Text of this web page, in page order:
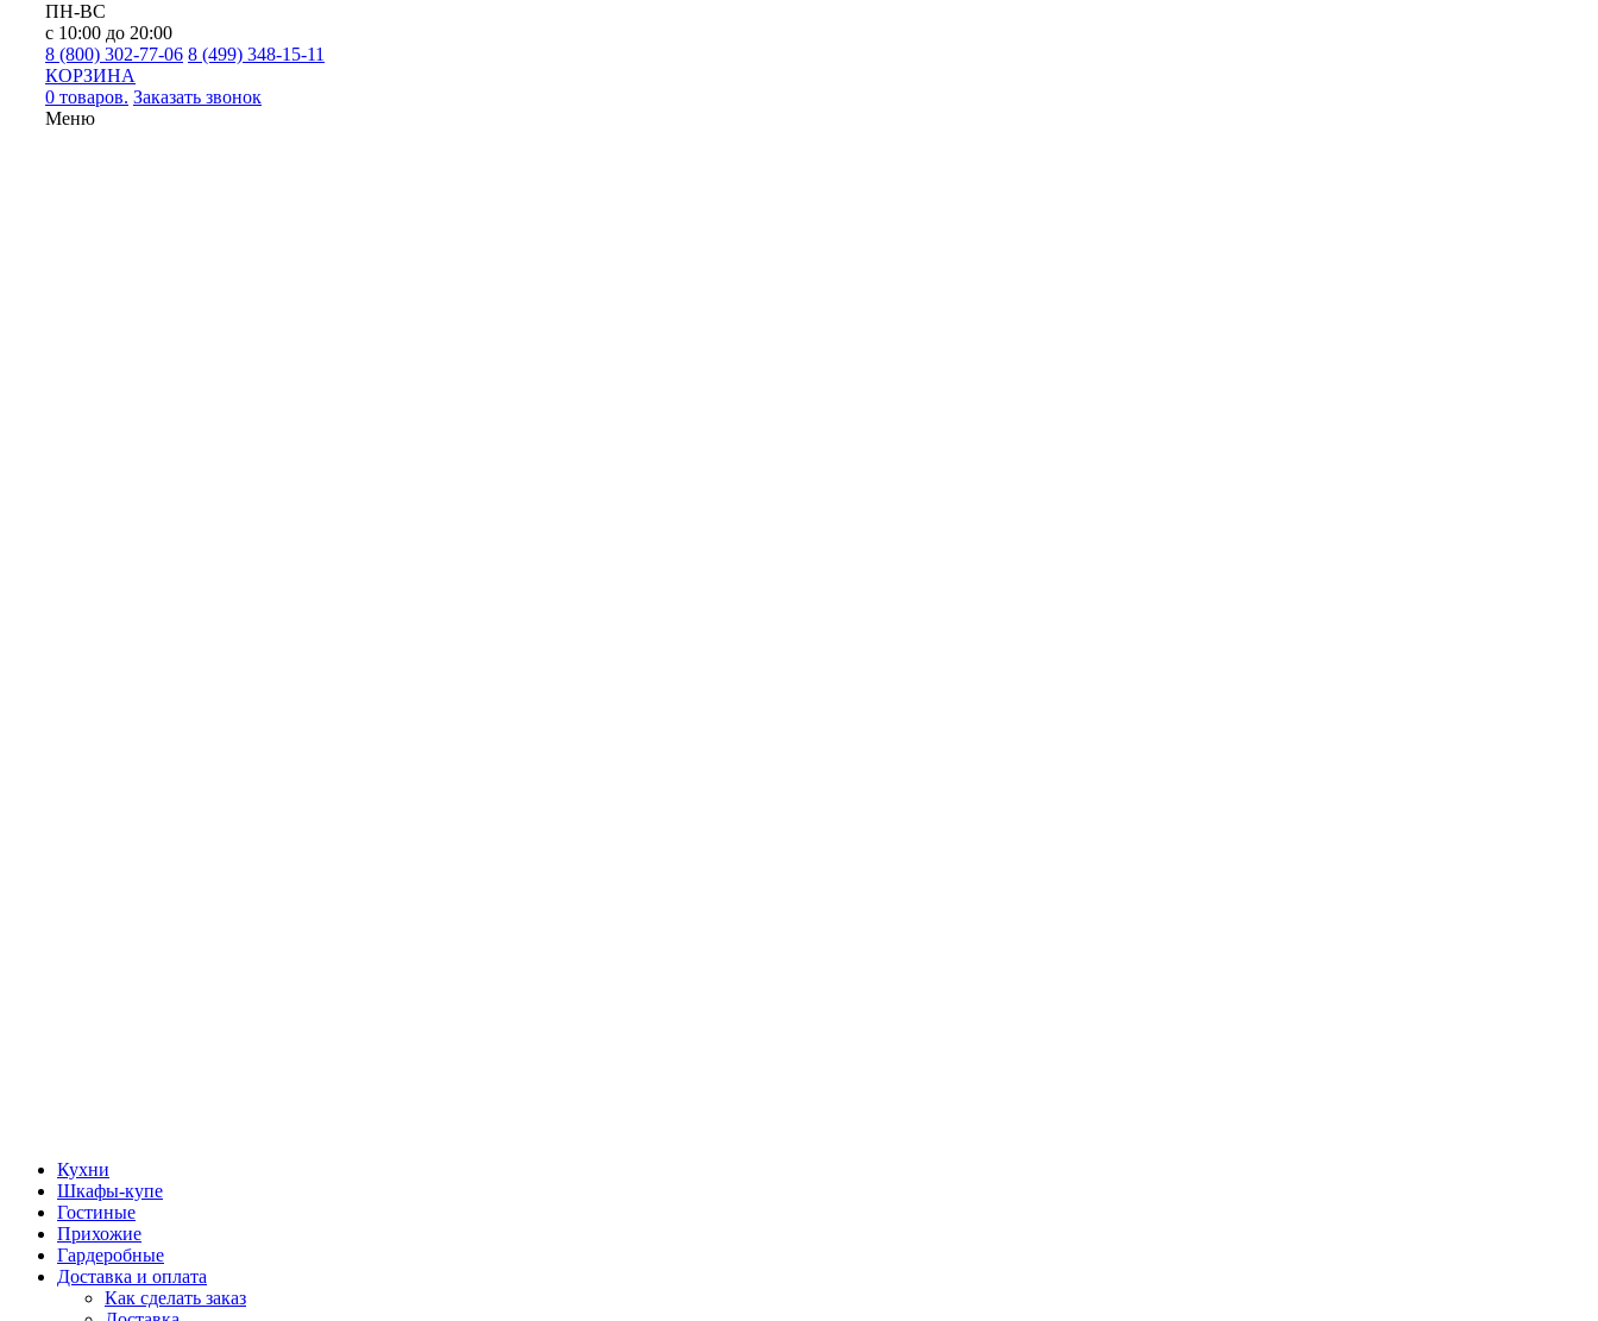
ПН-ВС
с 10:00 до 20:00
8 (800) 302-77-06 8 (499) 348-15-11
КОРЗИНА
0 товаров. Заказать звонок
Меню
Кухни
Шкафы-купе
Гостиные
Прихожие
Гардеробные
Доставка и оплата
Как сделать заказ